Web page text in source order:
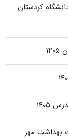
کردستان
بهداشت مهر